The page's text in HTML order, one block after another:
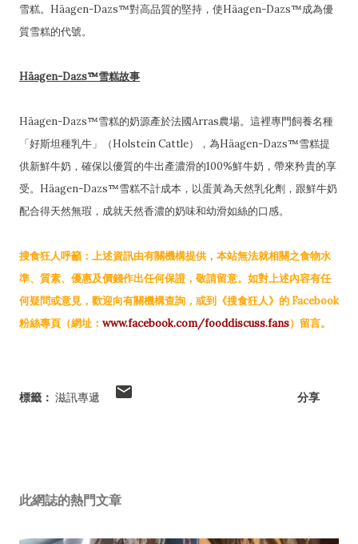
雪糕。Häagen-Dazs™對高品質的堅持，使Häagen-Dazs™成為優
質雪糕的代號。
Häagen-Dazs™雪糕故事
Häagen-Dazs™雪糕的奶源產於法國Arras農場。這裡專門飼養名種
「好斯坦種乳牛」（Holstein Cattle），為Häagen-Dazs™雪糕提
供新鮮牛奶，確保以優質的牛出產濃滑的100%鮮牛奶，帶來矜貴的享
受。Häagen-Dazs™雪糕不計成本，以蛋黃為天然乳化劑，跟鮮牛奶
配合得天然無瑕，成就天然香濃的奶味和幼滑如絲的口感。
搜食狂人呼籲：上述資訊由有關機構提供，本站無法就相關之食物水
準、質素、優惠及價錢作出任何保證，敬請留意。如對上述內容有任
何疑問或意見，歡迎向有關機構查詢，或到《搜食狂人》的 Facebook
粉絲專頁（網址： www.facebook.com/fooddiscuss.fans）留言。
標籤： 滋訊專遞 分享
此網誌的熱門文章